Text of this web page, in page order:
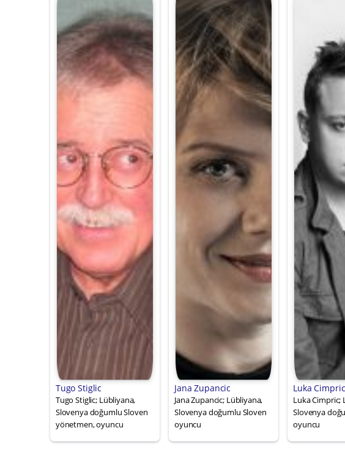
Tugo Stiglic
Tugo Stiglic; Lübliyana,
Slovenya doğumlu Sloven
yönetmen, oyuncu
Jana Zupancic
Jana Zupancic; Lübliyana,
Slovenya doğumlu Sloven
oyuncu
Luka Cimpric
Luka Cimpric;
Slovenya
oyuncu